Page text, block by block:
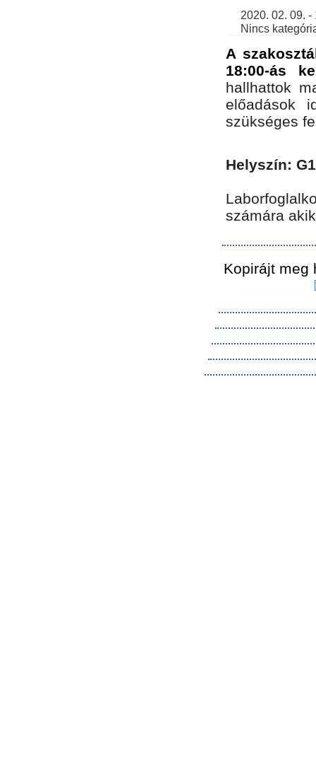
Nincs
A
18:00-ás
hallhattok
előadások
szükséges
Helyszín:
számára
Kopirájt meg